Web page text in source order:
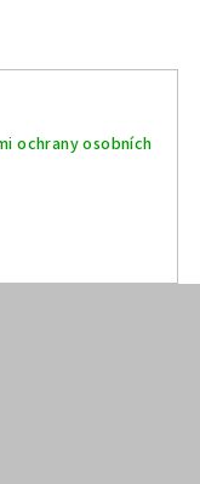
ochrany osobních